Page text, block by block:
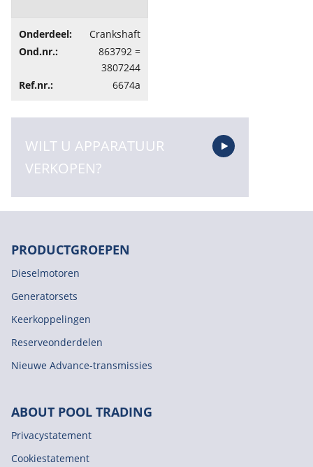
Onderdeel:
Crankshaft
Ond.nr.:
863792 =
3807244
Ref.nr.:
6674a
WILT U APPARATUUR
VERKOPEN?
PRODUCTGROEPEN
Dieselmotoren
Generatorsets
Keerkoppelingen
Reserveonderdelen
Nieuwe Advance-transmissies
ABOUT POOL TRADING
Privacystatement
Cookiestatement